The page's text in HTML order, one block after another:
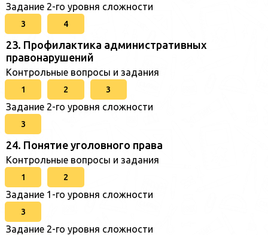
Задание 2-го уровня сложности
3 4
23. Профилактика административных
правонарушений
Контрольные вопросы и задания
1 2 3
Задание 2-го уровня сложности
3
24. Понятие уголовного права
Контрольные вопросы и задания
1 2
Задание 1-го уровня сложности
3
Задание 2-го уровня сложности